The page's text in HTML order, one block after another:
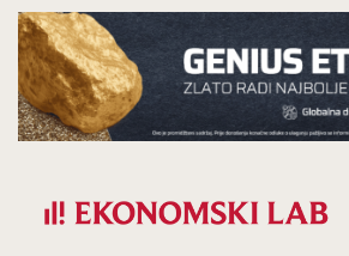
Prijeđi
na
sadržaj